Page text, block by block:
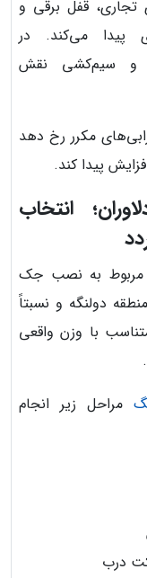
تجاری، قفل برقی و
پیدا می‌کند. در
و سیم‌کشی نقش
مکرر رخ دهد
پیدا کند.
انتخاب
مربوط به نصب جک
دولنگه و نسبتاً
با وزن واقعی
مراحل زیر انجام
درب